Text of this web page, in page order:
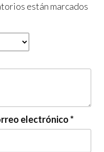
están marcados
electrónico*